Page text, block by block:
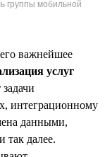
группы мобильной
важнейшее
услуг
интеграционному
данными,
так далее.